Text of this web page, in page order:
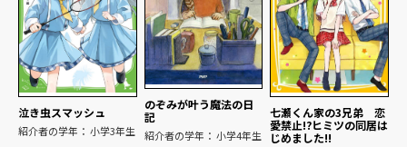
泣き虫スマッシュ
紹介者の学年： 小学3年生
のぞみが叶う魔法の日
記
紹介者の学年： 小学4年生
七瀬くん家の3兄弟 恋
愛禁止!?ヒミツの同居は
じめました!!